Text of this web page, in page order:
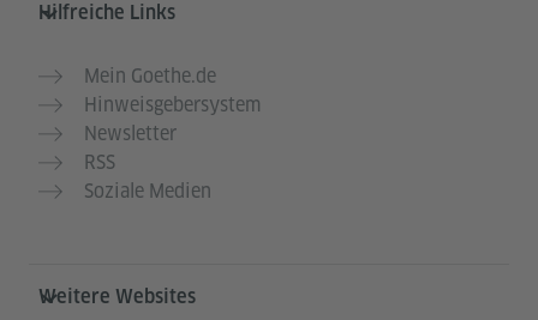
Hilfreiche Links
Mein Goethe.de
Hinweisgebersystem
Newsletter
RSS
Soziale Medien
Weitere Websites